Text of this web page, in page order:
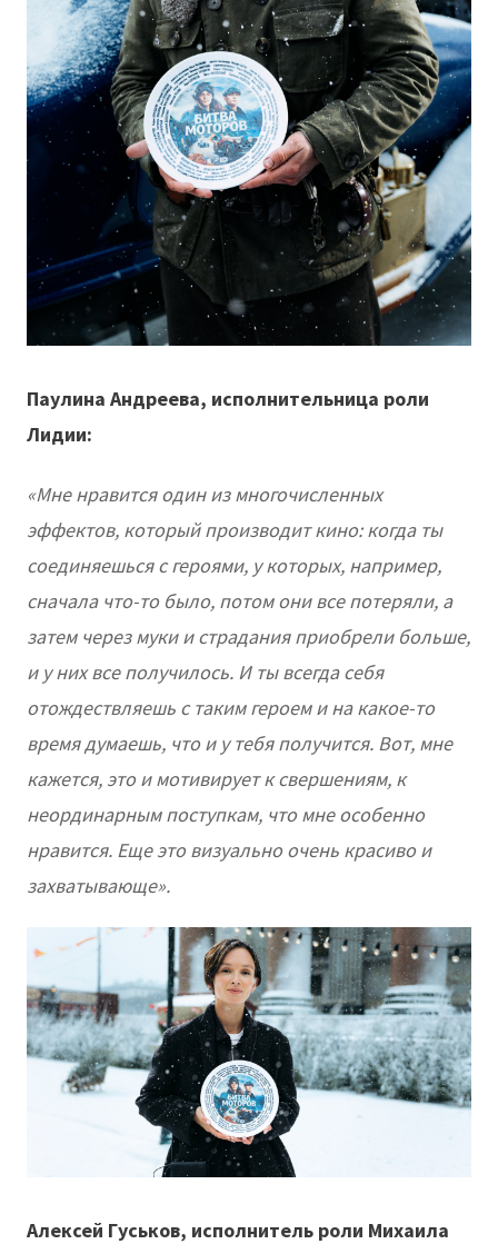
Паулина Андреева, исполнительница роли
Лидии:
«Мне нравится один из многочисленных
эффектов, который производит кино: когда ты
соединяешься с героями, у которых, например,
сначала что-то было, потом они все потеряли, а
затем через муки и страдания приобрели больше,
и у них все получилось. И ты всегда себя
отождествляешь с таким героем и на какое-то
время думаешь, что и у тебя получится. Вот, мне
кажется, это и мотивирует к свершениям, к
неординарным поступкам, что мне особенно
нравится. Еще это визуально очень красиво и
захватывающе».
Алексей Гуськов, исполнитель роли Михаила